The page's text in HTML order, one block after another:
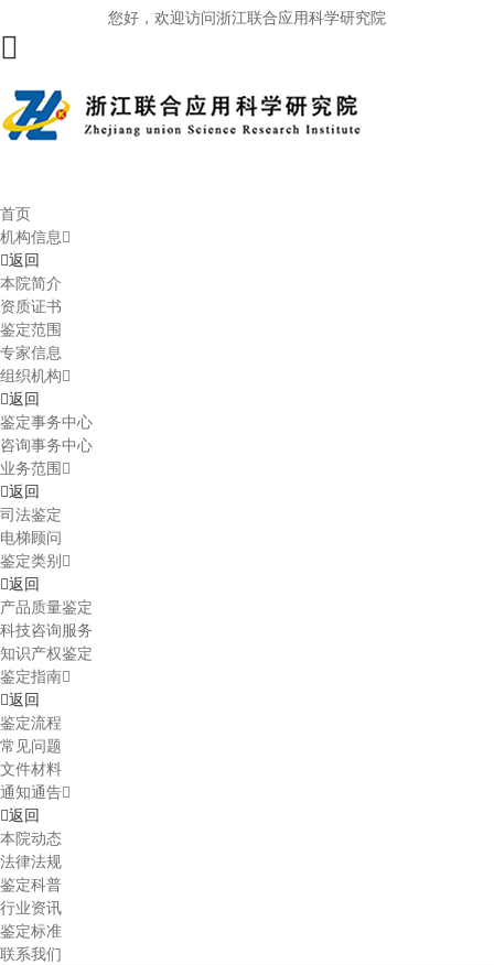
您好，欢迎访问浙江联合应用科学研究院
首页
机构信息
返回
本院简介
资质证书
鉴定范围
专家信息
组织机构
返回
鉴定事务中心
咨询事务中心
业务范围
返回
司法鉴定
电梯顾问
鉴定类别
返回
产品质量鉴定
科技咨询服务
知识产权鉴定
鉴定指南
返回
鉴定流程
常见问题
文件材料
通知通告
返回
本院动态
法律法规
鉴定科普
行业资讯
鉴定标准
联系我们